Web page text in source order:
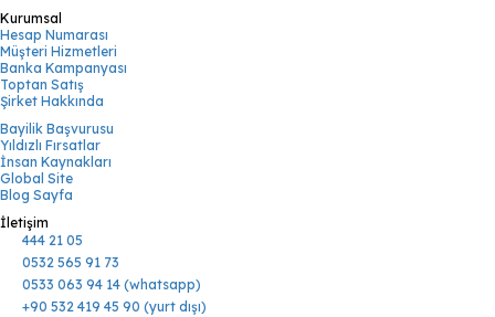
Kurumsal
Hesap Numarası
Müşteri Hizmetleri
Banka Kampanyası
Toptan Satış
Şirket Hakkında
Bayilik Başvurusu
Yıldızlı Fırsatlar
İnsan Kaynakları
Global Site
Blog Sayfa
İletişim
444 21 05
0532 565 91 73
0533 063 94 14 (whatsapp)
+90 532 419 45 90 (yurt dışı)